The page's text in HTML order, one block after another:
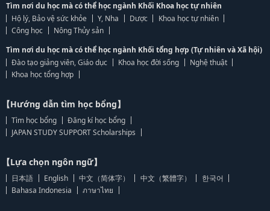
Tìm nơi du học mà có thể học ngành Khối Khoa học tự nhiên
Hộ lý, Bảo vệ sức khỏe
Y, Nha Dược
Khoa học tự nhiên
Công học
Nông Thủy sản
Tìm nơi du học mà có thể học ngành Khối tổng hợp (Tự nhiên và Xã hội)
Đào tạo giảng viên, Giáo dục
Khoa học đời sống
Nghệ thuật
Khoa học tổng hợp
【Hướng dẫn tìm học bổng】
Tìm học bổng
Đăng kí học bổng
JAPAN STUDY SUPPORT Scholarships
【Lựa chọn ngôn ngữ】
日本語 English 中文（简体字） 中文（繁體字）
한국어
Bahasa Indonesia
ภาษาไทย